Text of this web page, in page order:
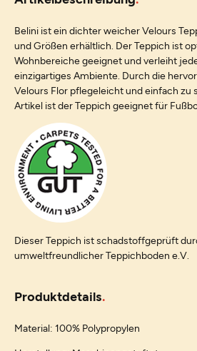
Belini ist ein dichter weicher Velours
und Größen erhältlich. Der Teppich ist
Wohnbereiche geeignet und verleiht
einzigartiges Ambiente. Durch die
Velours Flor pflegeleicht und einfach zu
Artikel ist der Teppich geeignet für
Dieser Teppich ist schadstoffgeprüft
umweltfreundlicher Teppichboden e.V.
Produktdetails
Material: 100% Polypropylen